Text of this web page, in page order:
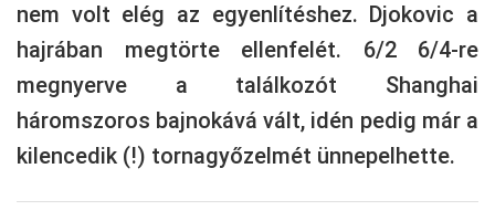
nem volt elég az egyenlítéshez. Djokovic a
hajrában megtörte ellenfelét. 6/2 6/4-re
megnyerve a találkozót Shanghai
háromszoros bajnokává vált, idén pedig már a
kilencedik (!) tornagyőzelmét ünnepelhette.